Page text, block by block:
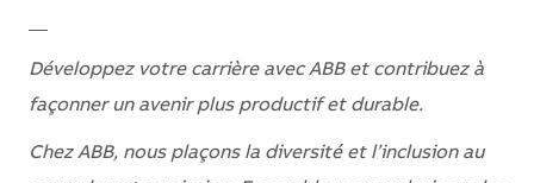
Développez votre carrière avec ABB et contribuez à
façonner un avenir plus productif et durable.
Chez ABB, nous plaçons la diversité et l’inclusion au